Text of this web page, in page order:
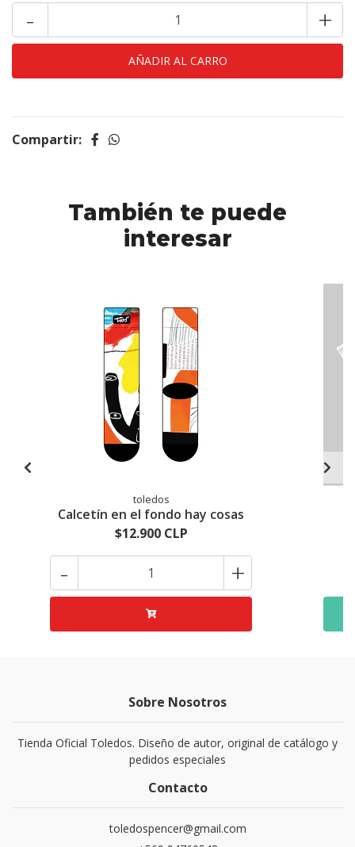
- +
Compartir:
También te puede
interesar
toledos
Calcetín en el fondo hay cosas
$12.900 CLP
- +
Sobre Nosotros
Tienda Oficial Toledos. Diseño de autor, original de catálogo y
pedidos especiales
Contacto
toledospencer@gmail.com